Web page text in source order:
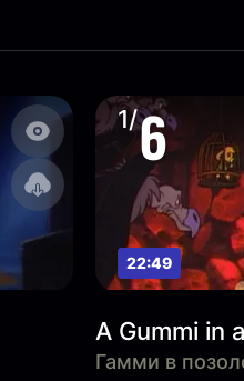
1/6
22:49
A Gummi in
Гамми в